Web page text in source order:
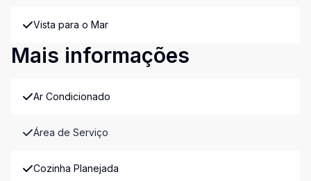
Vista para o Mar
Mais informações
Ar Condicionado
Área de Serviço
Cozinha Planejada